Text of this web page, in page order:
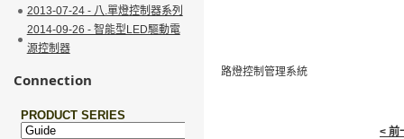
路燈控制管理系統
< 前
2013-07-24 - 八.單燈控制器系列
2014-09-26 - 智能型LED驅動電
源控制器
Connection